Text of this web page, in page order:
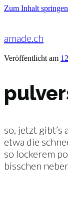
Zum Inhalt springen
amade.ch
Veröffentlicht am
so, jetzt gibt’s
etwa die
so lockerem
bisschen